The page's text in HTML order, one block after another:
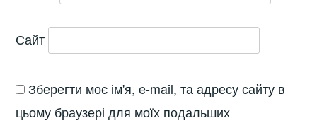
Сайт
Зберегти моє ім'я, e-mail, та адресу сайту в
цьому браузері для моїх подальших